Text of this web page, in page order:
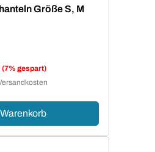
Größe S, M
(7% gespart)